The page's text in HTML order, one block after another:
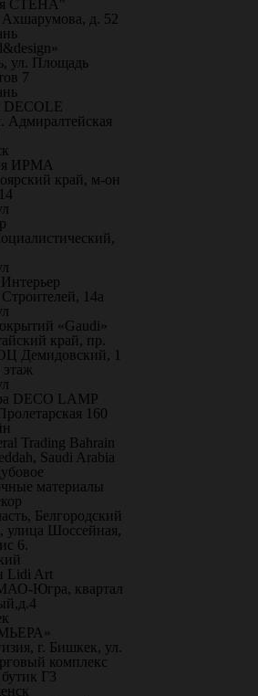
СТЕНА"
Ахшарумова, д. 52
ул. Площадь
7
DECOLE
Адмиралтейская
ИРМА
край, м-он
14а
«Gaudi»
край, пр.
Демидовский, 1
этаж
DECO LAMP
160
Trading Bahrain
Saudi Arabia
материалы
Белгородский
улица Шоссейная,
6.
Lidi Art
Югра, квартал
г. Бишкек, ул.
комплекс
Г3